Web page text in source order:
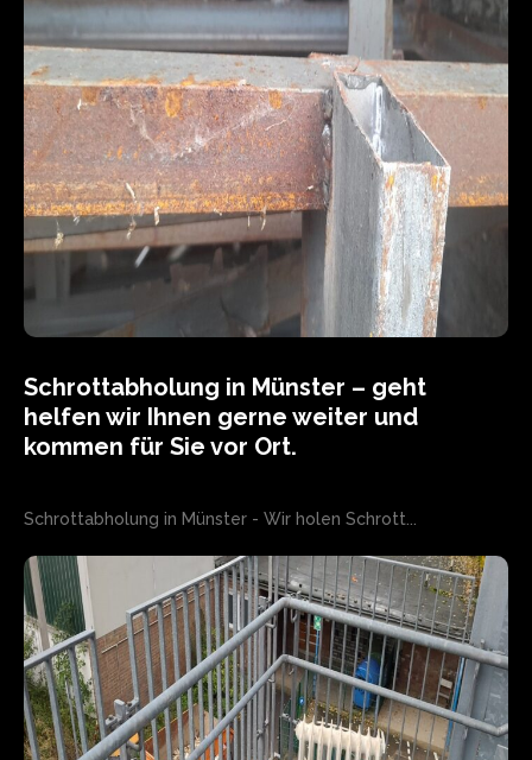
Schrottabholung in Münster – geht
helfen wir Ihnen gerne weiter und
kommen für Sie vor Ort.
Schrottabholung in Münster - Wir holen Schrott...